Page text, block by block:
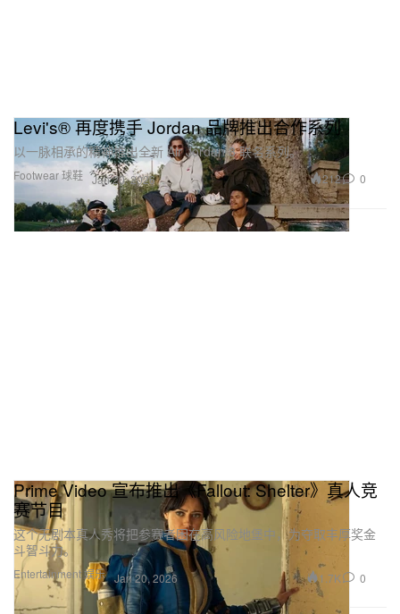
Footwear 球鞋
Levi's® 再度携手 Jordan 品牌推出合作系列
以一脉相承的精神推出全新 Air Jordan 3 联名系列。
Jan 20, 2026 212 0
Entertainment 娱乐
Prime Video 宣布推出《Fallout: Shelter》真人竞
赛节目
这个无剧本真人秀将把参赛者困在高风险地堡中，为夺取丰厚奖金
斗智斗力。
Jan 20, 2026 1.7K 0